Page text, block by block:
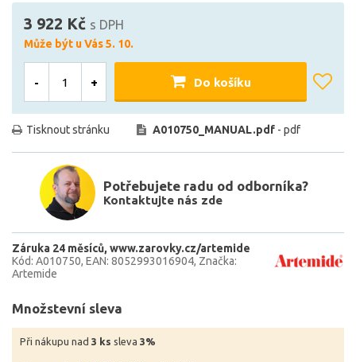
3 922 Kč s DPH
Může být u Vás 5. 10.
- + Do košíku
Tisknout stránku A010750_MANUAL.pdf - pdf
Potřebujete radu od odborníka?
Kontaktujte nás zde
Záruka 24 měsíců www.zarovky.cz/artemide
Kód: A010750 EAN: 8052993016904 Značka:
Artemide
Množstevní sleva
Při nákupu nad 3 ks sleva 3%